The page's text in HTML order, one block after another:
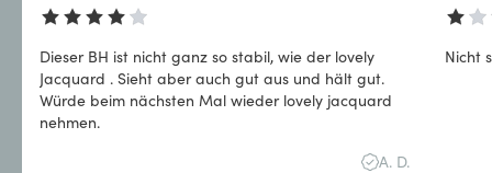
Dieser BH ist nicht ganz so stabil, wie der lovely
Jacquard . Sieht aber auch gut aus und hält gut.
Würde beim nächsten Mal wieder lovely jacquard
nehmen.
A. D.
Nicht